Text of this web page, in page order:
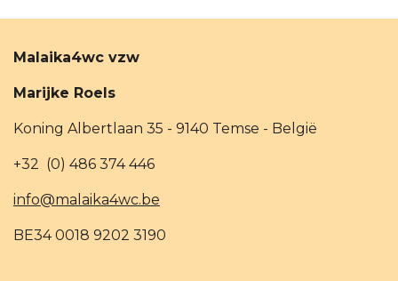
Malaika4wc vzw
Marijke Roels
Koning Albertlaan 35 - 9140 Temse - België
+32 (0) 486 374 446
info@malaika4wc.be
BE34 0018 9202 3190